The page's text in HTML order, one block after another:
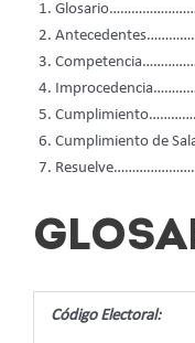
Cumplimiento de
Código Electoral: